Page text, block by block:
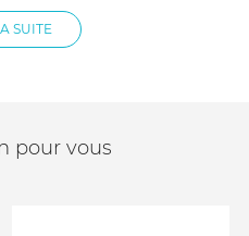
du choc en cas
100cm et 150cm, le Kore
SUITE
pour vous